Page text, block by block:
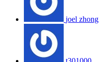
joel zhong